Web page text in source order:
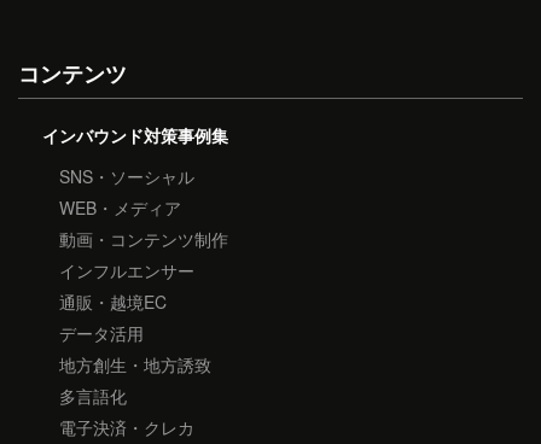
コンテンツ
インバウンド対策事例集
SNS・ソーシャル
WEB・メディア
動画・コンテンツ制作
インフルエンサー
通販・越境EC
データ活用
地方創生・地方誘致
多言語化
電子決済・クレカ